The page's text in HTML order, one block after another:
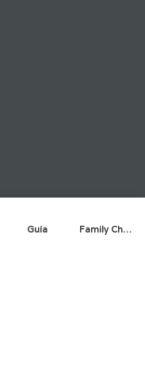
Guía Family Choice